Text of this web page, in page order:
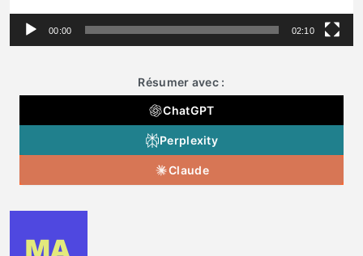
00:00 02:10
Résumer avec :
ChatGPT
Perplexity
Claude